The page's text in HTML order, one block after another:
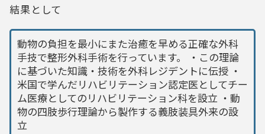
結果として
動物の負担を最小にまた治癒を早める正確な外科
手技で整形外科手術を行っています。 ・この理論
に基づいた知識・技術を外科レジデントに伝授 ・
米国で学んだリハビリテーション認定医としてチー
ム医療としてのリハビリテーション科を設立 ・動
物の四肢歩行理論から製作する義肢装具外来の設
立